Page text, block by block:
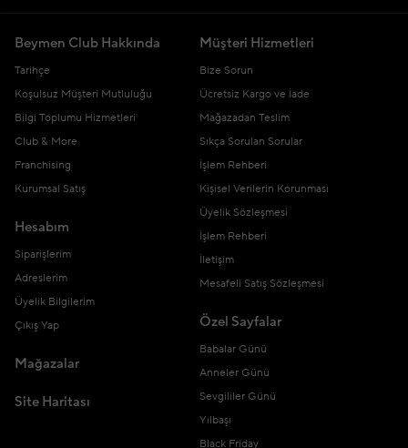
Beymen Club Hakkında
Tarihçe
Koşulsuz Müşteri Mutluluğu
Bilgi Toplumu Hizmetleri
Club & More
Franchising
Kurumsal Satış
Hesabım
Siparişlerim
Adreslerim
Üyelik Bilgilerim
Çıkış Yap
Mağazalar
Site Haritası
Müşteri Hizmetleri
Bize Sorun
Ücretsiz Kargo ve İade
Mağazadan Teslim
Sıkça Sorulan Sorular
İşlem Rehberi
Kişisel Verilerin Korunması
Üyelik Sözleşmesi
İşlem Rehberi
İletişim
Mesafeli Satış Sözleşmesi
Özel Sayfalar
Babalar Günü
Anneler Günü
Sevgililer Günü
Yılbaşı
Black Friday